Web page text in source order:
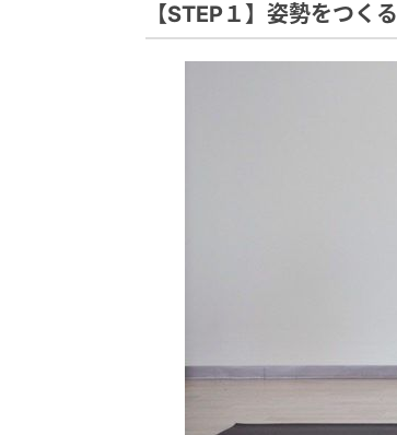
【STEP１】姿勢をつくる